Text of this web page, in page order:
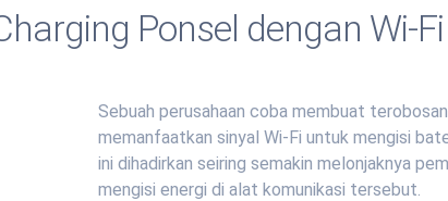
Ponsel dengan Wi-Fi
Sebuah perusahaan coba membuat
memanfaatkan sinyal Wi-Fi untuk mengisi
ini dihadirkan seiring semakin melonjaknya
mengisi energi di alat komunikasi tersebut.